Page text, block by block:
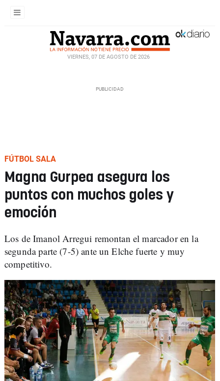
VIERNES, 07 DE AGOSTO DE 2026
FÚTBOL SALA
Magna Gurpea asegura los
puntos con muchos goles y
emoción
Los de Imanol Arregui remontan el marcador en la
segunda parte (7-5) ante un Elche fuerte y muy
competitivo.